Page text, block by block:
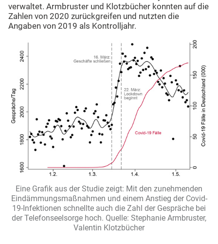
verwaltet. Armbruster und Klotzbücher konnten auf die
Zahlen von 2020 zurückgreifen und nutzten die
Angaben von 2019 als Kontrolljahr.
Eine Grafik aus der Studie zeigt: Mit den zunehmenden
Eindämmungsmaßnahmen und einem Anstieg der Covid-
19-Infektionen schnellte auch die Zahl der Gespräche bei
der Telefonseelsorge hoch. Quelle: Stephanie Armbruster,
Valentin Klotzbücher